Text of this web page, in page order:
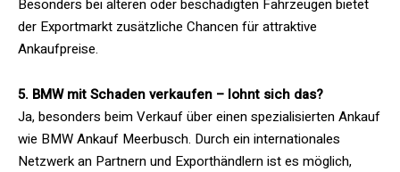
Besonders bei älteren oder beschädigten Fahrzeugen bietet
der Exportmarkt zusätzliche Chancen für attraktive
Ankaufpreise.
5. BMW mit Schaden verkaufen – lohnt sich das?
Ja, besonders beim Verkauf über einen spezialisierten Ankauf
wie BMW Ankauf Meerbusch. Durch ein internationales
Netzwerk an Partnern und Exporthändlern ist es möglich,